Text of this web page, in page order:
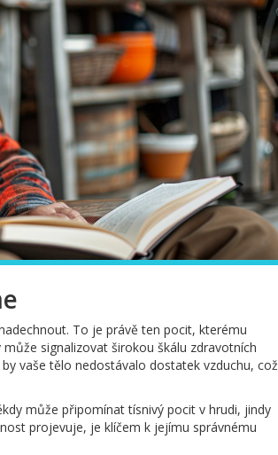
To je právě ten pocit, kterému
signalizovat širokou škálu zdravotních
vaše tělo nedostávalo dostatek vzduchu, což
může připomínat tísnivý pocit v hrudi, jindy
projevuje, je klíčem k jejímu správnému